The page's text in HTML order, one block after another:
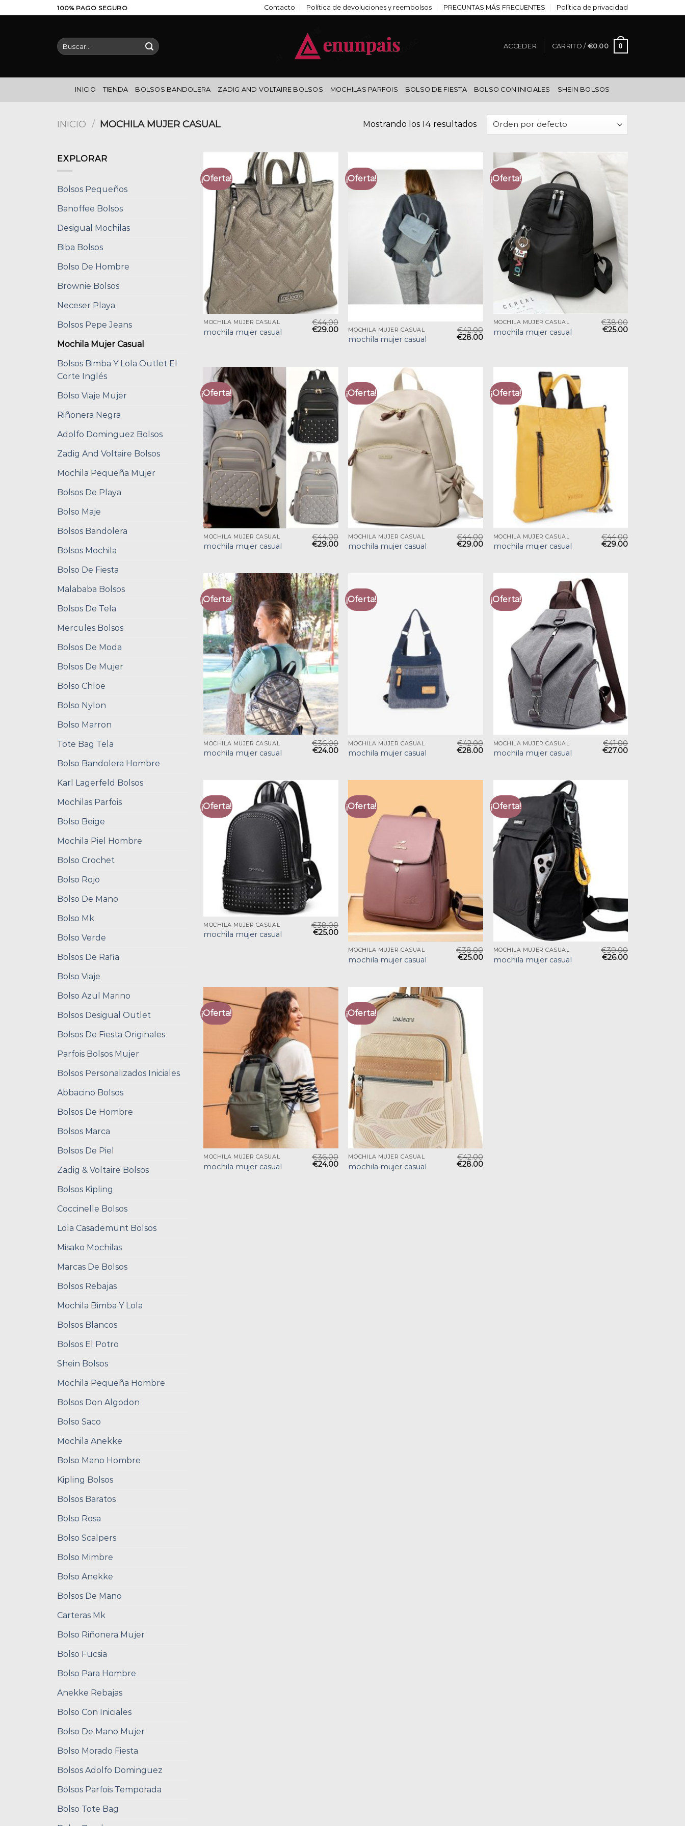
al
100% PAGO SEGURO Contacto Política de devoluciones y reembolsos PREGUNTAS MÁS FRECUENTES Política de privacidad
Buscar
por:
ACCEDER CARRITO / €0.00 0
INICIO TIENDA BOLSOS BANDOLERA ZADIG AND VOLTAIRE BOLSOS MOCHILAS PARFOIS BOLSO DE FIESTA BOLSO CON INICIALES SHEIN BOLSOS
INICIO / MOCHILA MUJER CASUAL Mostrando los 14 resultados
EXPLORAR
Bolsos Pequeños
Banoffee Bolsos
Desigual Mochilas
Biba Bolsos
Bolso De Hombre
Brownie Bolsos
Neceser Playa
Bolsos Pepe Jeans
Mochila Mujer Casual
Bolsos Bimba Y Lola Outlet El
Corte Inglés
Bolso Viaje Mujer
Riñonera Negra
Adolfo Dominguez Bolsos
Zadig And Voltaire Bolsos
Mochila Pequeña Mujer
Bolsos De Playa
Bolso Maje
Bolsos Bandolera
Bolsos Mochila
Bolso De Fiesta
Malababa Bolsos
Bolsos De Tela
Mercules Bolsos
Bolsos De Moda
Bolsos De Mujer
Bolso Chloe
Bolso Nylon
Bolso Marron
Tote Bag Tela
Bolso Bandolera Hombre
Karl Lagerfeld Bolsos
Mochilas Parfois
Bolso Beige
Mochila Piel Hombre
Bolso Crochet
Bolso Rojo
Bolso De Mano
Bolso Mk
Bolso Verde
Bolsos De Rafia
Bolso Viaje
Bolso Azul Marino
Bolsos Desigual Outlet
Bolsos De Fiesta Originales
Parfois Bolsos Mujer
Bolsos Personalizados Iniciales
Abbacino Bolsos
Bolsos De Hombre
Bolsos Marca
Bolsos De Piel
Zadig & Voltaire Bolsos
Bolsos Kipling
Coccinelle Bolsos
Lola Casademunt Bolsos
Misako Mochilas
Marcas De Bolsos
Bolsos Rebajas
Mochila Bimba Y Lola
Bolsos Blancos
Bolsos El Potro
Shein Bolsos
Mochila Pequeña Hombre
Bolsos Don Algodon
Bolso Saco
Mochila Anekke
Bolso Mano Hombre
Kipling Bolsos
Bolsos Baratos
Bolso Rosa
Bolso Scalpers
Bolso Mimbre
Bolso Anekke
Bolsos De Mano
Carteras Mk
Bolso Riñonera Mujer
Bolso Fucsia
Bolso Para Hombre
Anekke Rebajas
Bolso Con Iniciales
Bolso De Mano Mujer
Bolso Morado Fiesta
Bolsos Adolfo Dominguez
Bolsos Parfois Temporada
Bolso Tote Bag
¡Oferta!
MOCHILA MUJER CASUAL
mochila mujer casual
€44.00
€29.00
¡Oferta!
MOCHILA MUJER CASUAL
mochila mujer casual
€42.00
€28.00
¡Oferta!
MOCHILA MUJER CASUAL
mochila mujer casual
€38.00
€25.00
¡Oferta!
MOCHILA MUJER CASUAL
mochila mujer casual
€44.00
€29.00
¡Oferta!
MOCHILA MUJER CASUAL
mochila mujer casual
€44.00
€29.00
¡Oferta!
MOCHILA MUJER CASUAL
mochila mujer casual
€44.00
€29.00
¡Oferta!
MOCHILA MUJER CASUAL
mochila mujer casual
€36.00
€24.00
¡Oferta!
MOCHILA MUJER CASUAL
mochila mujer casual
€42.00
€28.00
¡Oferta!
MOCHILA MUJER CASUAL
mochila mujer casual
€41.00
€27.00
¡Oferta!
MOCHILA MUJER CASUAL
mochila mujer casual
€38.00
€25.00
¡Oferta!
MOCHILA MUJER CASUAL
mochila mujer casual
€38.00
€25.00
¡Oferta!
MOCHILA MUJER CASUAL
mochila mujer casual
€39.00
€26.00
¡Oferta!
MOCHILA MUJER CASUAL
mochila mujer casual
€36.00
€24.00
¡Oferta!
MOCHILA MUJER CASUAL
mochila mujer casual
€42.00
€28.00